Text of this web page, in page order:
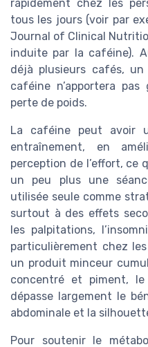
rapidement chez les
tous les jours (voir par
Journal of Clinical
induite par la caféine).
déjà plusieurs cafés,
caféine n’apportera
perte de poids.
La caféine peut avoir
entraînement, en
perception de l’effort, ce
un peu plus une
utilisée seule comme
surtout à des effets
les palpitations,
particulièrement chez
un produit minceur
concentré et piment, le
dépasse largement le
abdominale et la
Pour soutenir le